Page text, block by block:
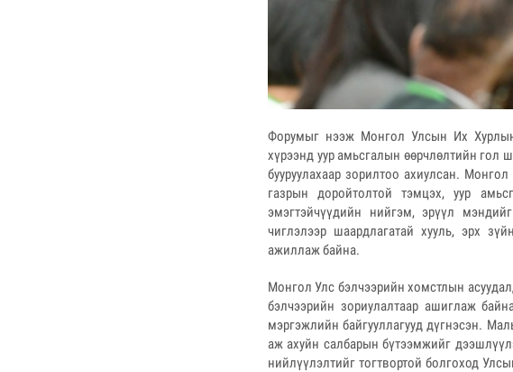
Форумыг нээж Монгол Улсын Их
хүрээнд уур амьсгалын өөрчлөлтийн гол
бууруулахаар зорилтоо ахиулсан.
газрын доройтолтой тэмцэх, уур
эмэгтэйчүүдийн нийгэм, эрүүл
чиглэлээр шаардлагатай хууль, эрх
ажиллаж байна.
Монгол Улс бэлчээрийн хомстлын
бэлчээрийн зориулалтаар ашиглаж
мэргэжлийн байгууллагууд дүгнэсэн.
аж ахуйн салбарын бүтээмжийг
нийлүүлэлтийг тогтвортой болгоход